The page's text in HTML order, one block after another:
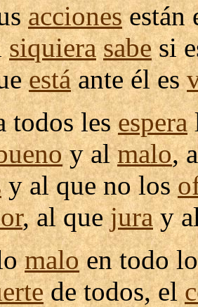
accionesestán
siquiera sabesi
estáante él es
todos lesespera
y almalo,
y al que no los
, al quejuray
maloen todo
de todos, el